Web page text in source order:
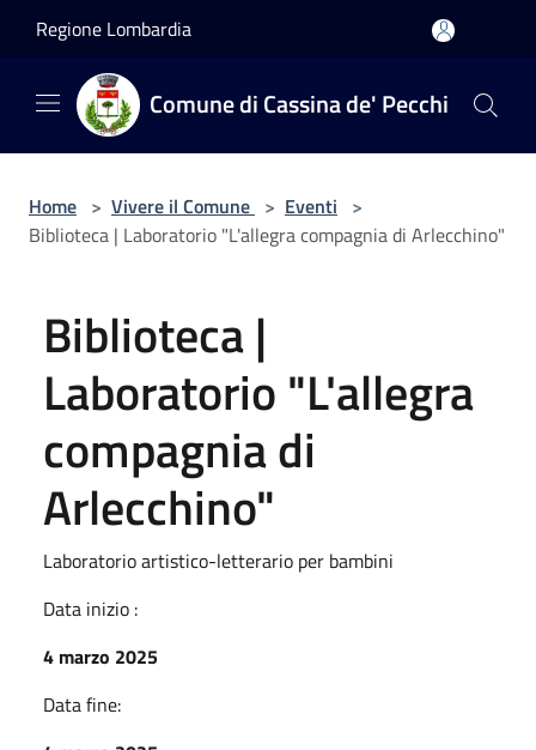
Regione Lombardia
Comune di Cassina de' Pecchi
Home > Vivere il Comune > Eventi >
Biblioteca | Laboratorio "L'allegra compagnia di Arlecchino"
Biblioteca |
Laboratorio "L'allegra
compagnia di
Arlecchino"
Laboratorio artistico-letterario per bambini
Data inizio :
4 marzo 2025
Data fine: